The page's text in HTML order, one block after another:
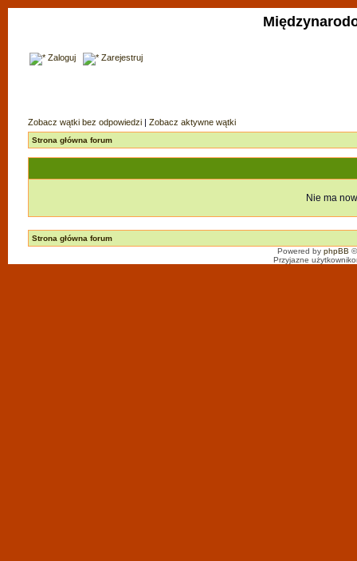
Zaloguj Zarejestruj
Zobacz wątki bez odpowiedzi | Zobacz aktywne wątki
Strona główna forum
Nie ma
Strona główna forum
Powered by phpBB
Przyjazne